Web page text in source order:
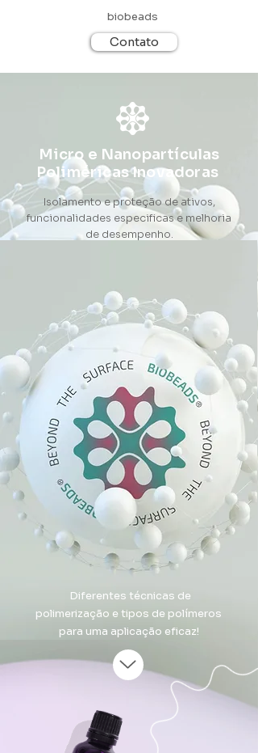
biobeads
Contato
Micro e Nanopartículas
Poliméricas Inovadoras
Isolamento e proteção de ativos,
funcionalidades especificas e melhoria
de desempenho.
Diferentes técnicas de
polimerização e tipos de polímeros
para uma aplicação eficaz!